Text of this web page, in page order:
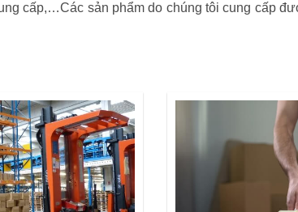
cấp,…Các sản phẩm do chúng tôi cung cấp